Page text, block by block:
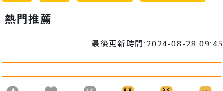
熱門推薦
最後更新時間:2024-08-28 09:45